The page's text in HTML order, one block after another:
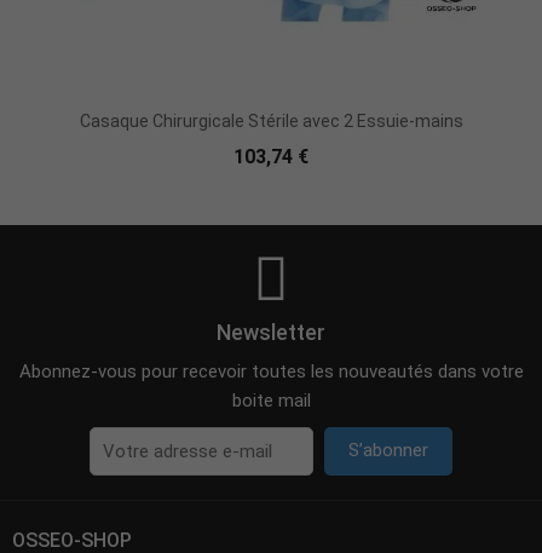
Casaque Chirurgicale Stérile avec 2 Essuie-mains
103,74 €
Newsletter
Abonnez-vous pour recevoir toutes les nouveautés dans votre
boite mail
S’abonner
OSSEO-SHOP